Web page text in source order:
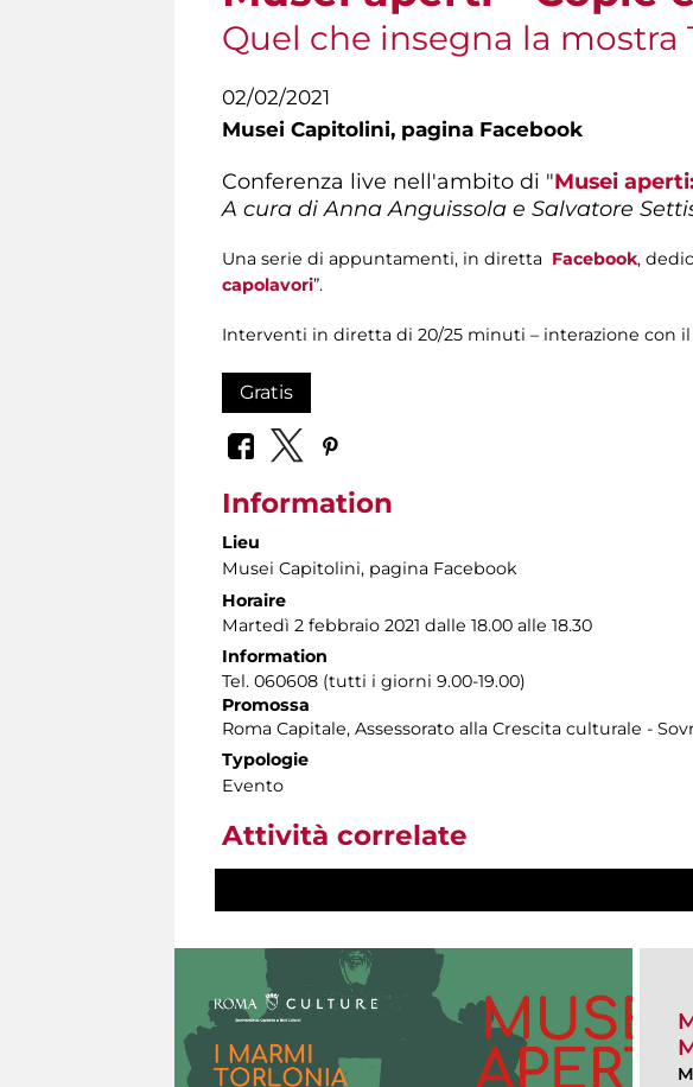
Quel che insegna la mostra
02/02/2021
Musei Capitolini, pagina Facebook
Conferenza live nell'ambito di "Musei
A cura di Anna Anguissola e Salvatore
Una serie di appuntamenti, in diretta Facebook,
capolavori”.
Interventi in diretta di 20/25 minuti – interazione con
Gratis
Information
Lieu
Musei Capitolini, pagina Facebook
Horaire
Martedì 2 febbraio 2021 dalle 18.00 alle 18.30
Information
Tel. 060608 (tutti i giorni 9.00-19.00)
Promossa
Roma Capitale, Assessorato alla Crescita culturale -
Typologie
Evento
Attività correlate